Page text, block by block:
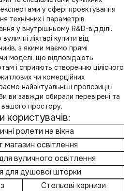
у сфері проєктування
технічних і параметрів
у внутрішньому R&D-відділі.
вуличні ліхтарі купити від
з якими маємо прямі
моделі, що відповідають
і сприяють створенню цілісного
чи комерційних
найактуальніші пропозиції і
ви завжди обирали перевірені та
вашого простору.
користувачів:
ролети на вікна
магазин освітлення
вуличного освітлення
для душової шторки
Стельові карнизи